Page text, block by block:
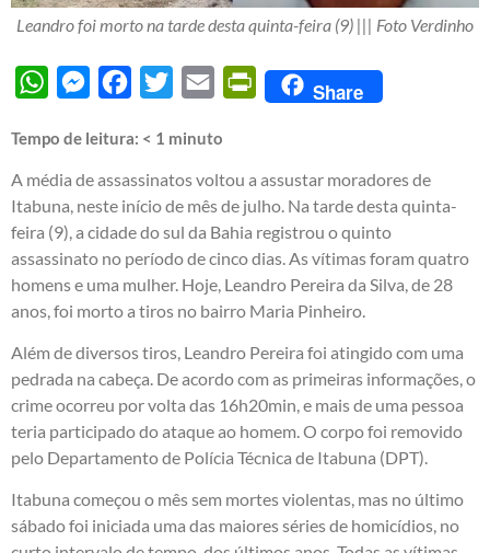
Leandro foi morto na tarde desta quinta-feira (9) ||| Foto Verdinho
WhatsAppMessengerFacebook
Twitter Email PrintFriendly
Share
Tempo de leitura: < 1 minuto
A média de assassinatos voltou a assustar moradores de
Itabuna, neste início de mês de julho. Na tarde desta quinta-
feira (9), a cidade do sul da Bahia registrou o quinto
assassinato no período de cinco dias. As vítimas foram quatro
homens e uma mulher. Hoje, Leandro Pereira da Silva, de 28
anos, foi morto a tiros no bairro Maria Pinheiro.
Além de diversos tiros, Leandro Pereira foi atingido com uma
pedrada na cabeça. De acordo com as primeiras informações, o
crime ocorreu por volta das 16h20min, e mais de uma pessoa
teria participado do ataque ao homem. O corpo foi removido
pelo Departamento de Polícia Técnica de Itabuna (DPT).
Itabuna começou o mês sem mortes violentas, mas no último
sábado foi iniciada uma das maiores séries de homicídios, no